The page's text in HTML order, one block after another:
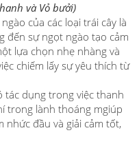
và Vỏ bưởi)
của các loại trái cây là
đến sự ngọt ngào tạo cảm
lựa chọn nhẹ nhàng và
chiếm lấy sự yêu thích từ
tác dụng trong việc thanh
trong lành thoáng mgiúp
nhức đầu và giải cảm tốt,